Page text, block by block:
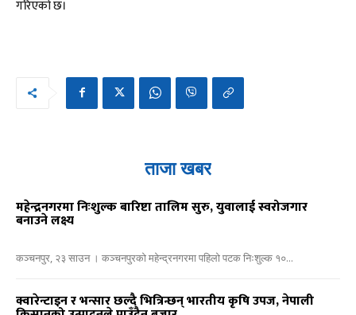
गरिएको छ।
ताजा खबर
महेन्द्रनगरमा निःशुल्क बारिष्टा तालिम सुरु, युवालाई स्वरोजगार
बनाउने लक्ष्य
कञ्चनपुर, २३ साउन । कञ्चनपुरको महेन्द्रनगरमा पहिलो पटक निःशुल्क १०...
क्वारेन्टाइन र भन्सार छल्दै भित्रिन्छन् भारतीय कृषि उपज, नेपाली